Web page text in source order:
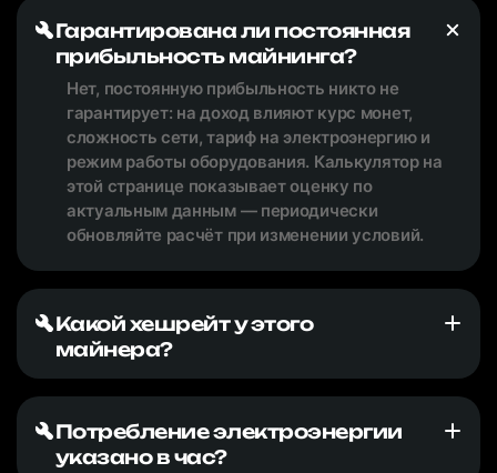
Гарантирована ли постоянная
прибыльность майнинга?
Нет, постоянную прибыльность никто не
гарантирует: на доход влияют курс монет,
сложность сети, тариф на электроэнергию и
режим работы оборудования. Калькулятор на
этой странице показывает оценку по
актуальным данным — периодически
обновляйте расчёт при изменении условий.
Какой хешрейт у этого
майнера?
Потребление электроэнергии
указано в час?